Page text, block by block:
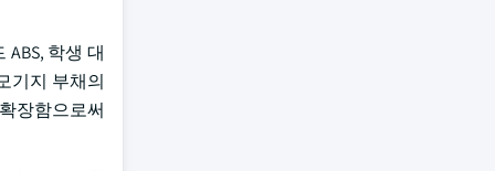
학생 대
기지 부채의
장함으로써